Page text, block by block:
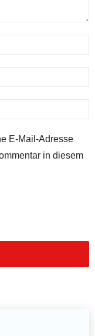
E-Mail-Adresse
in diesem